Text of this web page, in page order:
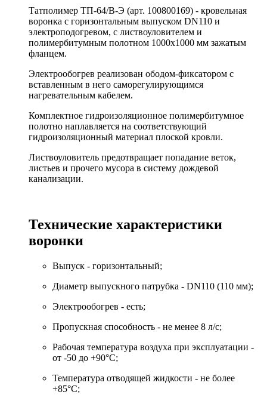
Татполимер ТП-64/В-Э (арт. 100800169) - кровельная
воронка с горизонтальным выпуском DN110 и
электроподогревом, с листвоуловителем и
полимербитумным полотном 1000х1000 мм зажатым
фланцем.
Электрообогрев реализован ободом-фиксатором с
вставленным в него саморегулирующимся
нагревательным кабелем.
Комплектное гидроизоляционное полимербитумное
полотно наплавляется на соответствующий
гидроизоляционный материал плоской кровли.
Листвоуловитель предотвращает попадание веток,
листьев и прочего мусора в систему дождевой
канализации.
Технические характеристики
воронки
Выпуск - горизонтальный;
Диаметр выпускного патрубка - DN110 (110 мм);
Электрообогрев - есть;
Пропускная способность - не менее 8 л/с;
Рабочая температура воздуха при эксплуатации -
от -50 до +90°C;
Температура отводящей жидкости - не более
+85°С;